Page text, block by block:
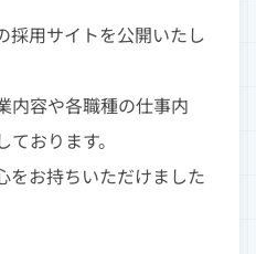
採用サイトを公開いたし
内容や各職種の仕事内
おります。
をお持ちいただけました